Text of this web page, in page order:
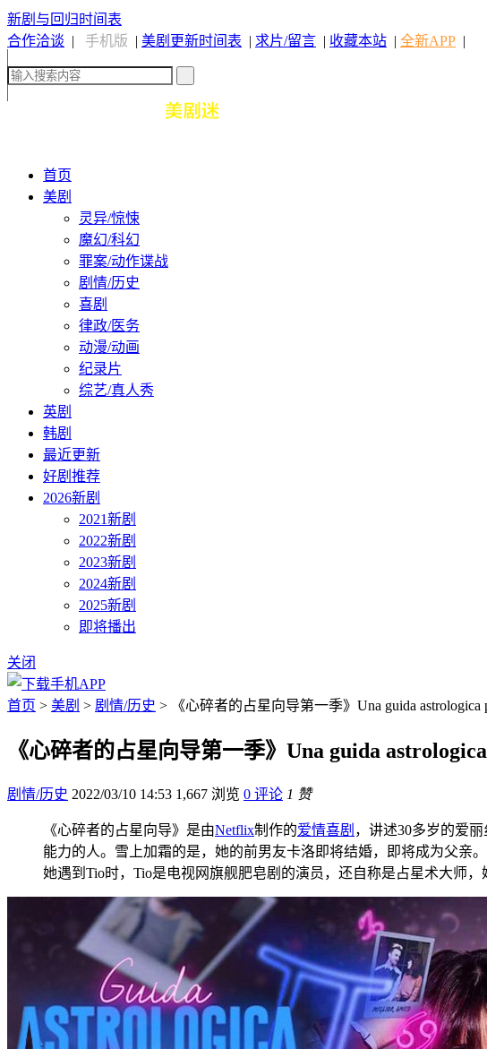
新剧与回归时间表
合作洽谈 | 手机版 | 美剧更新时间表 | 求片/留言 | 收藏本站 | 全新APP |
首页
美剧
灵异/惊悚
魔幻/科幻
罪案/动作谍战
剧情/历史
喜剧
律政/医务
动漫/动画
纪录片
综艺/真人秀
英剧
韩剧
最近更新
好剧推荐
2026新剧
2021新剧
2022新剧
2023新剧
2024新剧
2025新剧
即将播出
关闭
首页 > 美剧 > 剧情/历史 > 《心碎者的占星向导第一季》Una guida astrologica
《心碎者的占星向导第一季》Una guida
剧情/历史 2022/03/10 14:53 1,667 浏览 0 评论 1 赞
《心碎者的占星向导》是由Netflix制作的爱情喜剧 ，讲述30多岁的爱
能力的人。雪上加霜的是，她的前男友卡洛即将结婚，即将成为父亲
她遇到Tio时，Tio是电视网旗舰肥皂剧的演员，还自称是占星术大师，